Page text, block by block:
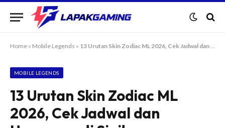
Home » Mobile Legends » 13 Urutan Skin Zodiac ML 2026, Cek Jadwal dan Harganya di Sini!
MOBILE LEGENDS
13 Urutan Skin Zodiac ML
2026, Cek Jadwal dan